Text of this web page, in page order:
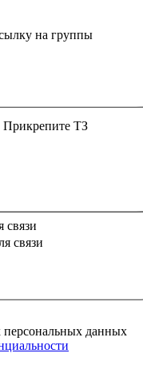
на группы
Прикрепите ТЗ
связи
связи
персональных данных